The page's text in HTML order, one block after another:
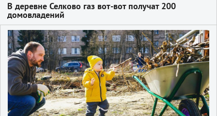
В деревне Селково газ вот-вот получат 200
домовладений
2